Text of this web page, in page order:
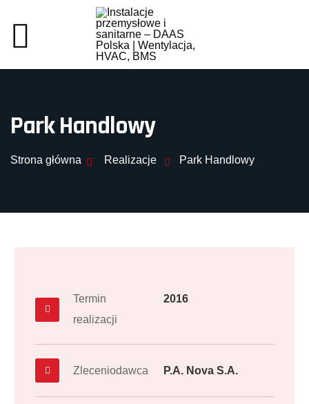
Park Handlowy
Strona główna Realizacje Park Handlowy
Termin
realizacji
2016
Zleceniodawca P.A. Nova S.A.